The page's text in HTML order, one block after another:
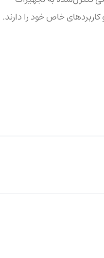
خاص خود را دارند.